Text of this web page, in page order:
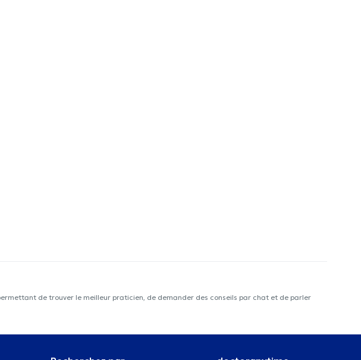
de trouver le meilleur praticien, de demander des conseils par chat et de parler